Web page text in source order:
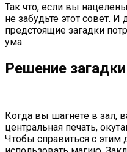
Так что, если вы
не забудьте этот совет. И
предстоящие загадки
ума.
Решение загадки
Когда вы шагнете в зал,
центральная печать,
Чтобы справиться с этим